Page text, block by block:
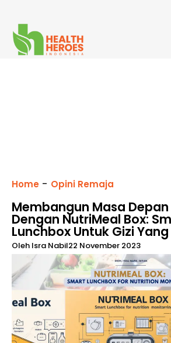
Home - Opini Remaja
Membangun Masa
Dengan NutriMeal Box:
Lunchbox Untuk Gizi
Oleh Isra Nabil22 November 2023